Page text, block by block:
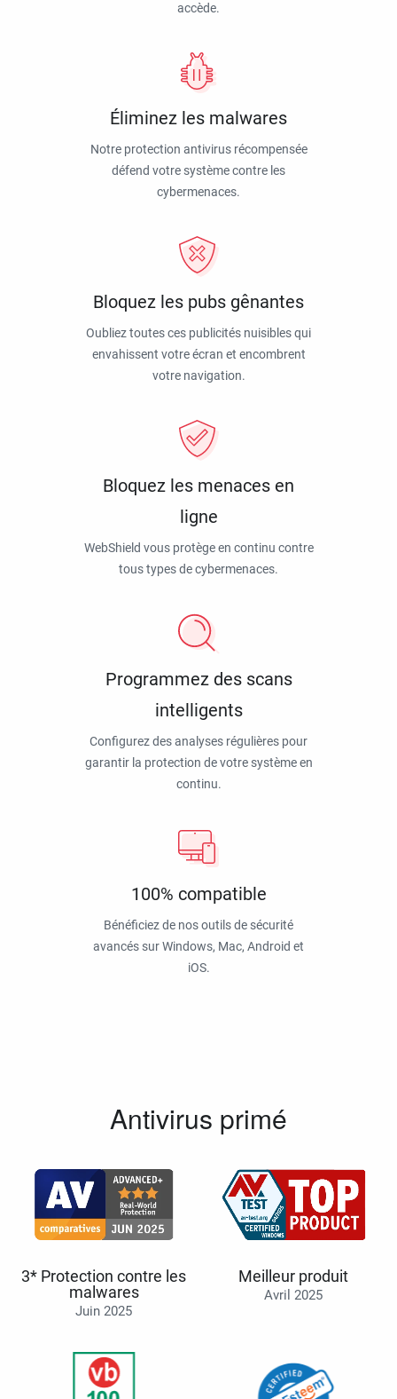
accède.
Éliminez les malwares
Notre protection antivirus récompensée
défend votre système contre les
cybermenaces.
Bloquez les pubs gênantes
Oubliez toutes ces publicités nuisibles qui
envahissent votre écran et encombrent
votre navigation.
Bloquez les menaces en
ligne
WebShield vous protège en continu contre
tous types de cybermenaces.
Programmez des scans
intelligents
Configurez des analyses régulières pour
garantir la protection de votre système en
continu.
100% compatible
Bénéficiez de nos outils de sécurité
avancés sur Windows, Mac, Android et
iOS.
Antivirus primé
3* Protection contre les
malwares
Juin 2025
Meilleur produit
Avril 2025